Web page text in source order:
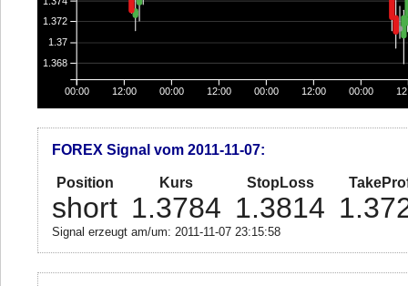
00:00 12:00 00:00 12:00 00:00 12:00 00:00
1.368
1.37
1.372
FOREX Signal vom 2011-11-07:
Position Kurs StopLoss
short 1.3784 1.3814
Signal erzeugt am/um: 2011-11-07 23:15:58